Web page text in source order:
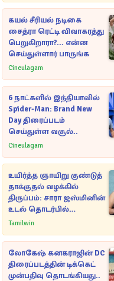
கயல் சீரியல் நடிகை
சைத்ரா ரெட்டி விவாகரத்து
பெறுகிறாரா?... என்ன
செய்துள்ளார் பாருங்க
Cineulagam
6 நாட்களில் இந்தியாவில்
Spider-Man: Brand New
Day திரைப்படம்
செய்துள்ள வசூல்..
Cineulagam
உயிர்த்த ஞாயிறு குண்டுத்
தாக்குதல் வழக்கில்
திருப்பம்: சாரா ஜஸ்மினின்
உடல் தொடர்பில்
நீதிமன்றத்தில் வெளியான
Tamilwin
லோகேஷ் கனகராஜின் DC
திரைப்படத்தின் டிக்கெட்
முன்பதிவு தொடங்கியது..